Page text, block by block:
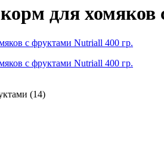
для хомяков
(14)